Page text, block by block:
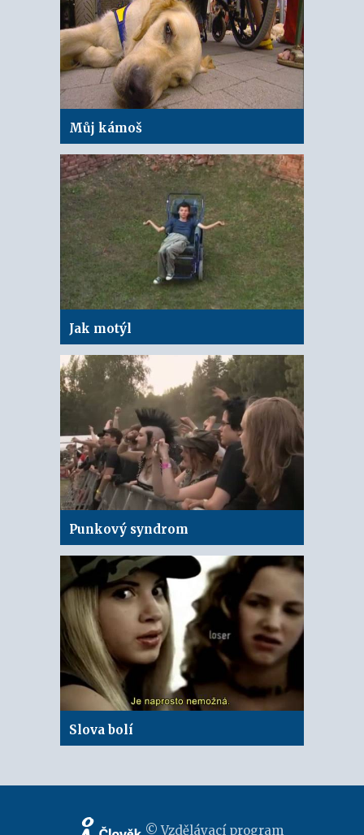
Můj kámoš
Jak motýl
Punkový syndrom
Slova bolí
© Vzdělávací program